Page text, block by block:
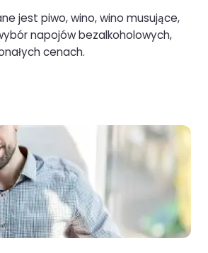
jest piwo, wino, wino musujące,
napojów bezalkoholowych,
cenach.